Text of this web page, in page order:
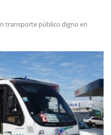
transporte público digno en